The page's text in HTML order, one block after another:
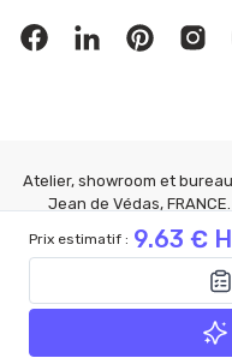
9.63 €
Devis gratuit
Prix estimatif : 9.63 €
Atelier, showroom et
Jean de Védas,
Mention Légales|CGV|